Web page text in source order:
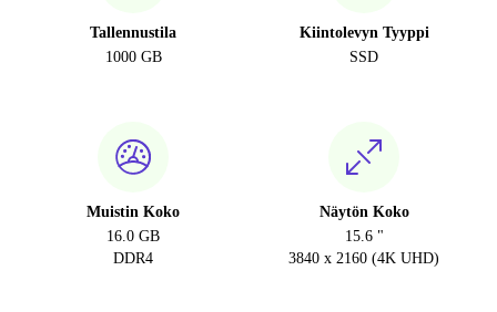
Tallennustila
1000 GB
Kiintolevyn Tyyppi
SSD
Muistin Koko
16.0 GB
DDR4
Näytön Koko
15.6 "
3840 x 2160 (4K UHD)